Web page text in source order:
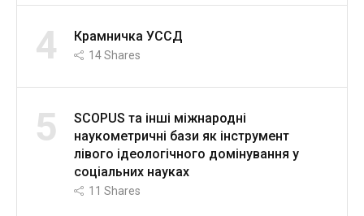
4 Крамничка УССД
14Shares
5
SCOPUS та інші міжнародні
наукометричні бази як інструмент
лівого ідеологічного домінування у
соціальних науках
11 Shares